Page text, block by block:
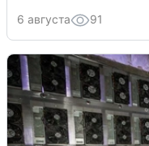
6 августа 91